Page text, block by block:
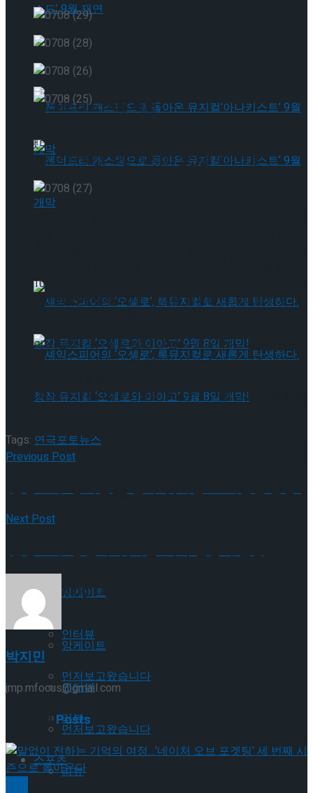
‘로미오와 줄리엣’의 발칙한 평행세계,연극 ‘스
타크로스드’ 9월 재연
젠더프리 캐스팅으로 돌아온 뮤지컬’아나키스
셰익스피어의 ‘오셀로’, 록뮤지컬로 새롭게 탄생
하다.창작 뮤지컬 ‘오셀로와 이아고’ 9월 8일 개
앙케이트
인터뷰
먼저보고왔습니다
리뷰
스포츠
‘로미오와 줄리엣’의 발칙한 평행세계,연극 ‘스
타크로스드’ 9월 재연
트’ 9월 개막
셰익스피어의 ‘오셀로’, 록뮤지컬로 새롭게 탄생
하다.창작 뮤지컬 ‘오셀로와 이아고’ 9월 8일 개
Trending Tags
앙케이트
인터뷰
먼저보고왔습니다
리뷰
진행됐다. 이날 일라이 역의 배우 권슬아와 오스카 역의 배우
천우진이 <1막 18장, 19장>에 맞춰 열연을 보이고 있다.
이며, 10대들의 성장과 인간이 지닌 외로움, 사랑, 상실 등의 보
편적인 감정을 뱀파이어라는 소재를 활용해 드라마틱하게 그
570:1의 치열한 경쟁률을 뚫고 선발된 뱀파이어 여자 주인공
‘일라이’ 역에는 권슬아와 백승연이, 남자 주인공 ‘오스카’ 역에
극 <렛미인>은 7월 3일부터 8월 16일까지 국립극장 해오름극
Tags: 연극포토뉴스
Previous Post
Next Post
[현장스케치] 연극 ‘렛미인’ 기자 간담회 현장
박지민
jmp.mfocus@gmail.com
RelatedPosts